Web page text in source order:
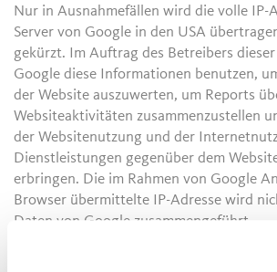
Nur in Ausnahmefällen wird die volle IP-
Server von Google in den USA
gekürzt. Im Auftrag des Betreibers
Google diese Informationen benutzen,
der Website auszuwerten, um Reports
Websiteaktivitäten zusammenzustellen
der Websitenutzung und der
Dienstleistungen gegenüber dem
erbringen. Die im Rahmen von Google
Browser übermittelte IP-Adresse wird
Daten von Google zusammengeführt.
Sie können die Speicherung der Cookies